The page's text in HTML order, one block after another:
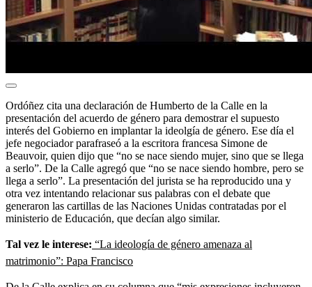
Ordóñez cita una declaración de Humberto de la Calle en la
presentación del acuerdo de género para demostrar el supuesto
interés del Gobierno en implantar la ideolgía de género. Ese día el
jefe negociador parafraseó a la escritora francesa Simone de
Beauvoir, quien dijo que “no se nace siendo mujer, sino que se llega
a serlo”. De la Calle agregó que “no se nace siendo hombre, pero se
llega a serlo”. La presentación del jurista se ha reproducido una y
otra vez intentando relacionar sus palabras con el debate que
generaron las cartillas de las Naciones Unidas contratadas por el
ministerio de Educación, que decían algo similar.
Tal vez le interese: “La ideología de género amenaza al
matrimonio”: Papa Francisco